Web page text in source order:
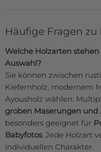
Häufige Fragen zu
Welche Holzarten
Auswahl?
Sie können zwischen
Kiefernholz, modernem
Ayousholz wählen.
groben Maserungen und
besonders geeignet für
Babyfotos. Jede Holzart
individuellen Charakter.